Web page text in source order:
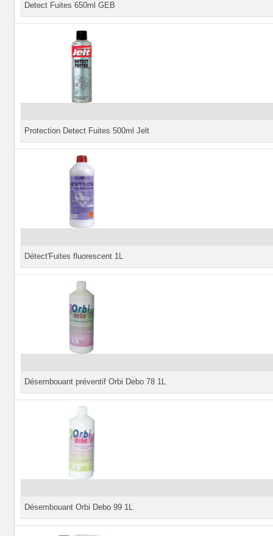
Detect Fuites 650ml GEB
Protection Detect Fuites 500ml Jelt
Détect'Fuites fluorescent 1L
Désembouant préventif Orbi Debo 78 1L
Désembouant Orbi Debo 99 1L